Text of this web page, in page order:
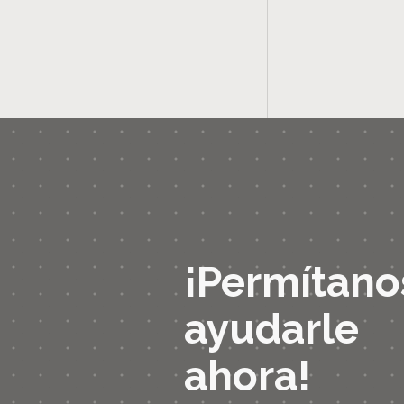
ayudarle
ahora!